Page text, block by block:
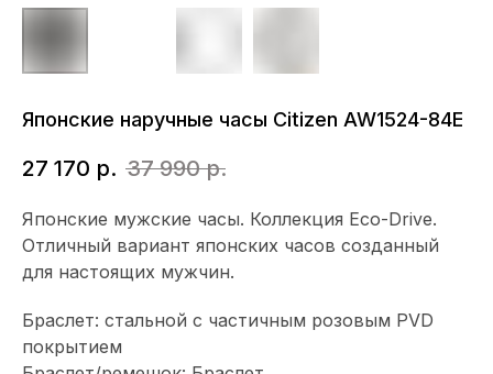
Японские наручные часы Citizen AW1524-84E
27 170 р. 37 990 р.
Японские мужские часы. Коллекция Eco-Drive.
Отличный вариант японских часов созданный
для настоящих мужчин.
Браслет: стальной с частичным розовым PVD
покрытием